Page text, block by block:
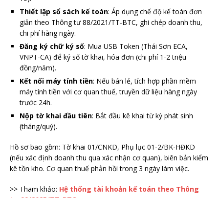
Thiết lập sổ sách kế toán: Áp dụng chế độ kế toán đơn
giản theo Thông tư 88/2021/TT-BTC, ghi chép doanh thu,
chi phí hàng ngày.
Đăng ký chữ ký số: Mua USB Token (Thái Sơn ECA,
VNPT-CA) để ký số tờ khai, hóa đơn (chi phí 1-2 triệu
đồng/năm).
Kết nối máy tính tiền: Nếu bán lẻ, tích hợp phần mềm
máy tính tiền với cơ quan thuế, truyền dữ liệu hàng ngày
trước 24h.
Nộp tờ khai đầu tiên: Bắt đầu kê khai từ kỳ phát sinh
(tháng/quý).
Hồ sơ bao gồm: Tờ khai 01/CNKD, Phụ lục 01-2/BK-HĐKD
(nếu xác định doanh thu qua xác nhận cơ quan), biên bản kiểm
kê tồn kho. Cơ quan thuế phản hồi trong 3 ngày làm việc.
>> Tham khảo: Hệ thống tài khoản kế toán theo Thông